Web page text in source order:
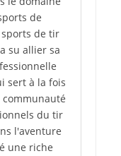
de
sports de tir
su allier sa
sert à la fois
du tir
l'aventure
une riche